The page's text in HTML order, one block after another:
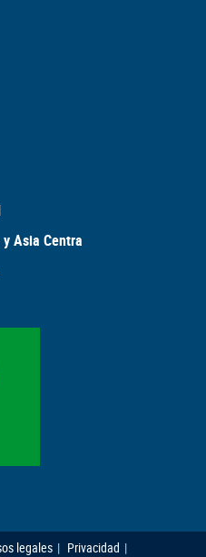
Asia Centra
legales
Privacidad